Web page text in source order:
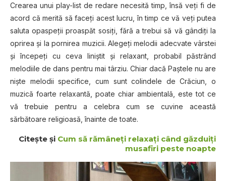
Crearea unui play-list de redare necesită timp, însă veţi fi de
acord că merită să faceţi acest lucru, în timp ce vă veţi putea
saluta opaspeţii proaspăt sosiţi, fără a trebui să vă gândiţi la
oprirea şi la pornirea muzicii. Alegeţi melodii adecvate vârstei
şi începeţi cu ceva liniştit şi relaxant, probabil păstrând
melodiile de dans pentru mai târziu. Chiar dacă Paştele nu are
nişte melodii specifice, cum sunt colindele de Crăciun, o
muzică foarte relaxantă, poate chiar ambientală, este tot ce
vă trebuie pentru a celebra cum se cuvine această
sărbătoare religioasă, înainte de toate.
Citeşte şi Cum să rămâneţi relaxaţi când găzduiţi
musafiri peste noapte